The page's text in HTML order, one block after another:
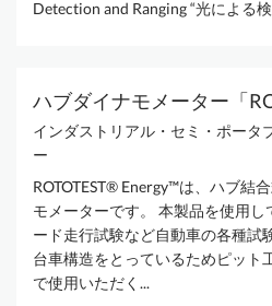
Detection and Ranging “光による検
ハブダイナモメーター「
インダストリアル・セミ・ポータ
ー
ROTOTEST® Energy™は、ハブ結
モメーターです。 本製品を使用
ード走行試験など自動車の各種試
台車構造をとっているためピット
で使用いただく...